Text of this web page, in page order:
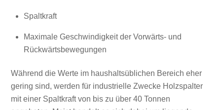
Spaltkraft
Maximale Geschwindigkeit der Vorwärts- und
Rückwärtsbewegungen
Während die Werte im haushaltsüblichen Bereich eher
gering sind, werden für industrielle Zwecke Holzspalter
mit einer Spaltkraft von bis zu über 40 Tonnen